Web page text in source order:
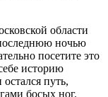
области
ночью
посетите это
историю
путь,
босых ног.